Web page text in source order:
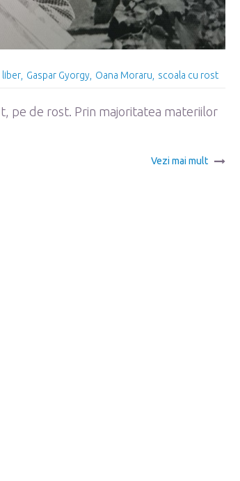
liber Gaspar Gyorgy Oana Moraru scoala cu rost
pe de rost. Prin majoritatea materiilor
Vezi mai mult